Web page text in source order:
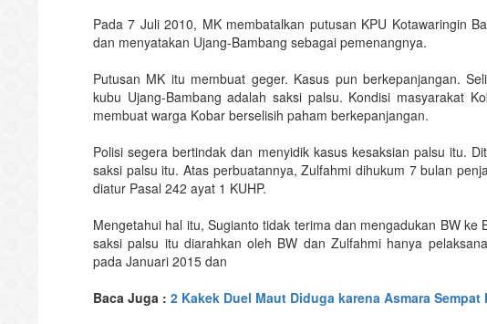
Pada 7 Juli 2010, MK membatalkan putusan KPU Kotawaringin
dan menyatakan Ujang-Bambang sebagai pemenangnya.
Putusan MK itu membuat geger. Kasus pun berkepanjangan.
kubu Ujang-Bambang adalah saksi palsu. Kondisi masyarakat
membuat warga Kobar berselisih paham berkepanjangan.
Polisi segera bertindak dan menyidik kasus kesaksian palsu itu.
saksi palsu itu. Atas perbuatannya, Zulfahmi dihukum 7 bulan
diatur Pasal 242 ayat 1 KUHP.
Mengetahui hal itu, Sugianto tidak terima dan mengadukan BW
saksi palsu itu diarahkan oleh BW dan Zulfahmi hanya
pada Januari 2015 dan
Baca Juga : 2 Kakek Duel Maut Diduga karena Asmara